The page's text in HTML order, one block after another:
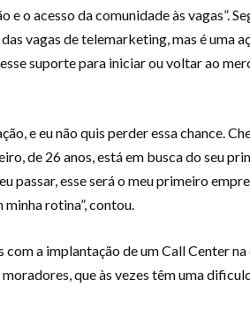
o acesso da comunidade às vagas”.
vagas de telemarketing, mas é uma
suporte para iniciar ou voltar ao
e eu não quis perder essa chance.
de 26 anos, está em busca do seu
passar, esse será o meu primeiro
rotina”, contou.
a implantação de um Call Center
que às vezes têm uma